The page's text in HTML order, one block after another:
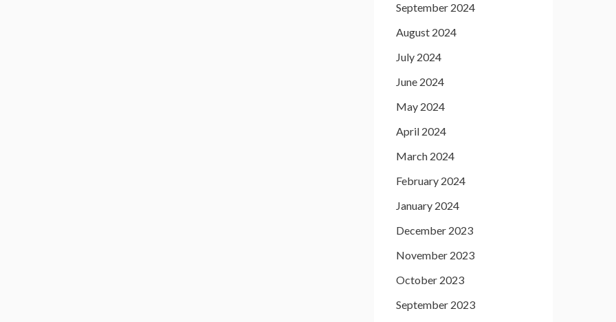
September 2024
August 2024
July 2024
June 2024
May 2024
April 2024
March 2024
February 2024
January 2024
December 2023
November 2023
October 2023
September 2023